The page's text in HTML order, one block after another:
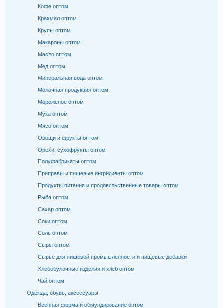
Кофе оптом
Крахмал оптом
Крупы оптом
Макароны оптом
Масло оптом
Мед оптом
Минеральная вода оптом
Молочная продукция оптом
Мороженое оптом
Мука оптом
Мясо оптом
Овощи и фрукты оптом
Орехи, сухофрукты оптом
Полуфабрикаты оптом
Приправы и пищевые ингридиенты оптом
Продукты питания и продовольственные товары оптом
Рыба оптом
Сахар оптом
Соки оптом
Соль оптом
Сыры оптом
Сырьё для пищевой промышленности и пищевые добавки
Хлебобулочные изделия и хлеб оптом
Чай оптом
Одежда, обувь, аксессуары
Военная форма и обмундирование оптом